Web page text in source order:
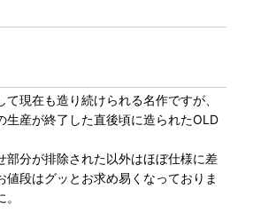
現在も造り続けられる名作ですが、
生産が終了した直後頃に造られたOLD
部分が排除された以外はほぼ仕様に差
値段はグッとお求め易くなっておりま